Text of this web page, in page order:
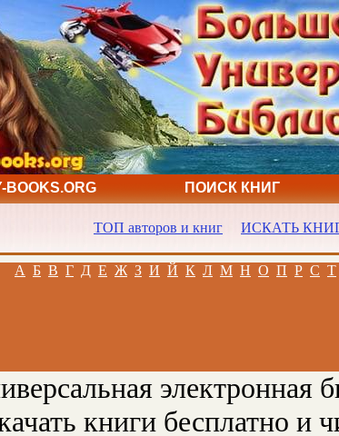
ПОИСК КНИГ
ТОП авторов и книг ИСКАТЬ
А Б В Г Д Е Ж З И Й К Л М Н О П Р С Т
электронная
книги бесплатно и